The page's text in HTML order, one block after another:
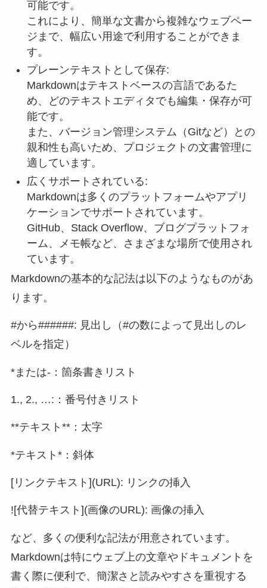
可能です。
これにより、簡単な文書から複雑なウェブペー
ジまで、幅広い用途で利用することができま
す。
プレーンテキストとして保存:
Markdownはテキストベースの言語であるた
め、どのテキストエディタでも編集・保存が可
能です。
また、バージョン管理システム（Gitなど）との
親和性も高いため、プロジェクトの文書管理に
適しています。
広くサポートされている:
Markdownは多くのプラットフォームやアプリ
ケーションでサポートされています。
GitHub、Stack Overflow、ブログプラットフォ
ーム、メモ帳など、さまざまな場所で使用され
ています。
Markdownの基本的な記法は以下のようなものがあ
ります。
#から######: 見出し（#の数によって見出しのレ
ベルを指定）
*または-：箇条書きリスト
1., 2., …:：番号付きリスト
**テキスト**：太字
*テキスト*：斜体
[リンクテキスト](URL): リンクの挿入
![代替テキスト](画像のURL): 画像の挿入
など、多くの便利な記法が用意されています。
Markdownは特にウェブ上の文章やドキュメントを
書く際に便利で、簡潔さと読みやすさを重視する